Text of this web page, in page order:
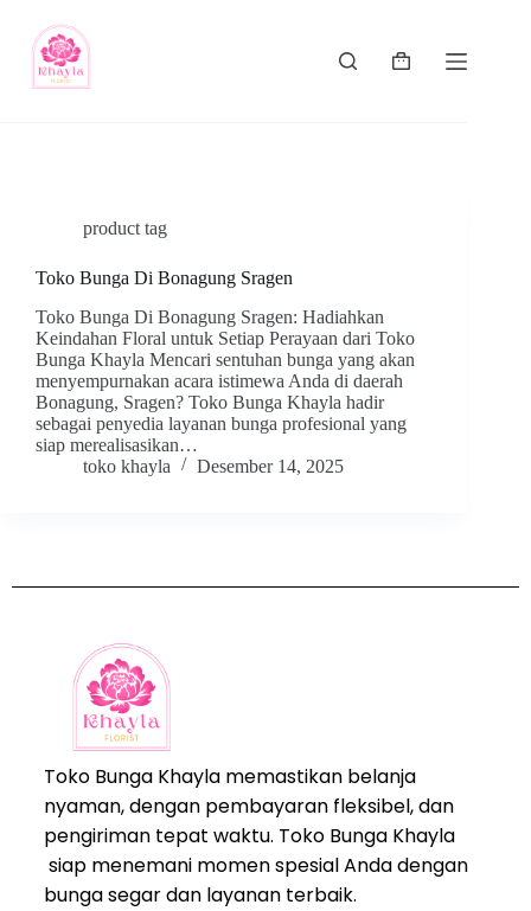
product tag
Toko Bunga Di Bonagung Sragen
Toko Bunga Di Bonagung Sragen: Hadiahkan
Keindahan Floral untuk Setiap Perayaan dari Toko
Bunga Khayla Mencari sentuhan bunga yang akan
menyempurnakan acara istimewa Anda di daerah
Bonagung, Sragen? Toko Bunga Khayla hadir
sebagai penyedia layanan bunga profesional yang
siap merealisasikan…
toko khayla
Desember 14, 2025
Toko Bunga Khayla memastikan belanja
nyaman, dengan pembayaran fleksibel, dan
pengiriman tepat waktu. Toko Bunga Khayla
siap menemani momen spesial Anda dengan
bunga segar dan layanan terbaik.